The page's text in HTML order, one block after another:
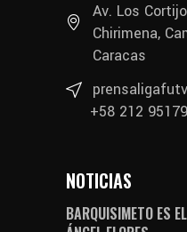
Av. Los
Chirimena,
Caracas
+58 212
NOTICIAS
BARQUISIMETO ES